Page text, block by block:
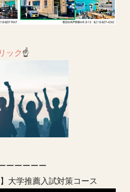
ック☝️
ーーーーー
大学推薦入試対策コース